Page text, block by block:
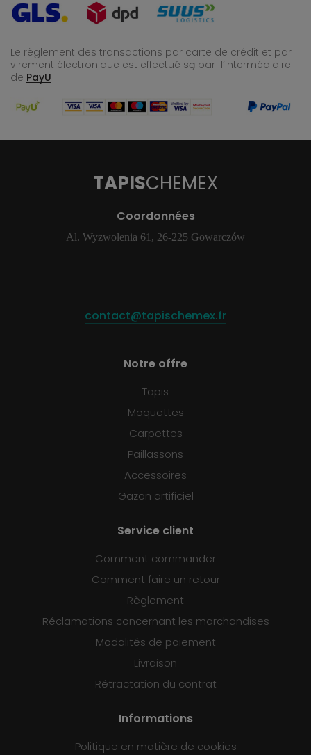
Le règlement des transactions par carte de crédit et par
virement électronique est effectué są par l’intermédiaire
de PayU
TAPISCHEMEX
Coordonnées
Al. Wyzwolenia 61, 26-225 Gowarczów
contact@tapischemex.fr
Notre offre
Tapis
Moquettes
Carpettes
Paillassons
Accessoires
Gazon artificiel
Service client
Comment commander
Comment faire un retour
Règlement
Réclamations concernant les marchandises
Modalités de paiement
Livraison
Rétractation du contrat
Informations
Politique en matière de cookies